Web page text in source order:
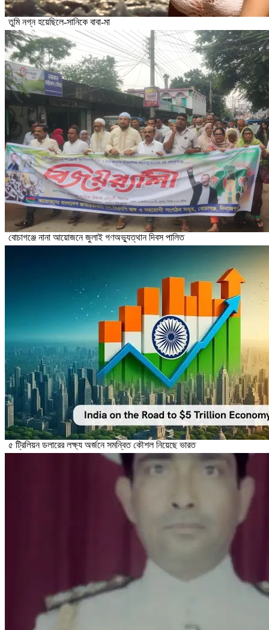
তুমি নগ্ন হয়েছিলে-সানিকে বাবা-মা
বোচাগঞ্জে নানা আয়োজনে জুলাই গণঅভ্যুত্থান দিবস পালিত
৫ ট্রিলিয়ন ডলারের লক্ষ্য অর্জনে সমন্বিত কৌশল নিয়েছে ভারত